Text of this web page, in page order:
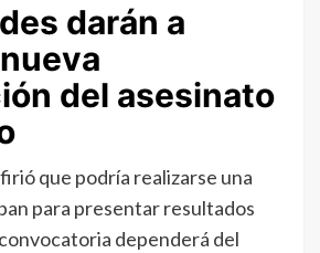
darán a
del asesinato
que podría realizarse una
para presentar resultados
dependerá del